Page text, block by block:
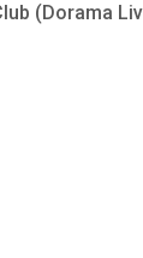
(Dorama